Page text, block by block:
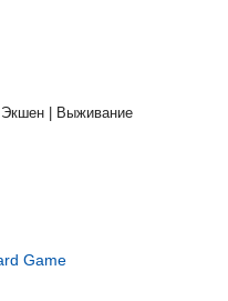
| Выживание
Game